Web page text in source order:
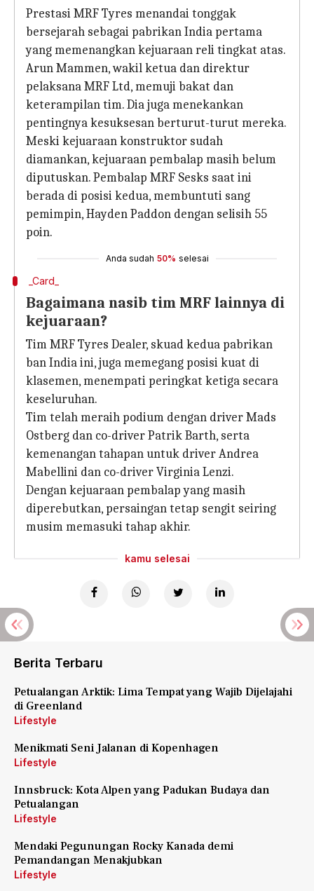
Prestasi MRF Tyres menandai tonggak
bersejarah sebagai pabrikan India pertama
yang memenangkan kejuaraan reli tingkat atas.
Arun Mammen, wakil ketua dan direktur
pelaksana MRF Ltd, memuji bakat dan
keterampilan tim. Dia juga menekankan
pentingnya kesuksesan berturut-turut mereka.
Meski kejuaraan konstruktor sudah
diamankan, kejuaraan pembalap masih belum
diputuskan. Pembalap MRF Sesks saat ini
berada di posisi kedua, membuntuti sang
pemimpin, Hayden Paddon dengan selisih 55
poin.
Anda sudah 50% selesai
_Card_
Bagaimana nasib tim MRF lainnya di
kejuaraan?
Tim MRF Tyres Dealer, skuad kedua pabrikan
ban India ini, juga memegang posisi kuat di
klasemen, menempati peringkat ketiga secara
keseluruhan.
Tim telah meraih podium dengan driver Mads
Ostberg dan co-driver Patrik Barth, serta
kemenangan tahapan untuk driver Andrea
Mabellini dan co-driver Virginia Lenzi.
Dengan kejuaraan pembalap yang masih
diperebutkan, persaingan tetap sengit seiring
musim memasuki tahap akhir.
kamu selesai
Berita Terbaru
Petualangan Arktik: Lima Tempat yang Wajib Dijelajahi
di Greenland
Lifestyle
Menikmati Seni Jalanan di Kopenhagen
Lifestyle
Innsbruck: Kota Alpen yang Padukan Budaya dan
Petualangan
Lifestyle
Mendaki Pegunungan Rocky Kanada demi
Pemandangan Menakjubkan
Lifestyle